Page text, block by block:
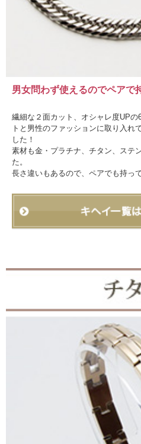
男女問わず使えるのでペアで
繊細な２面カット、オシャレ度UP
トと男性のファッションに取り入れ
した！
素材も金・プラチナ、チタン、ステ
た。
長さ違いもあるので、ペアでも持っ